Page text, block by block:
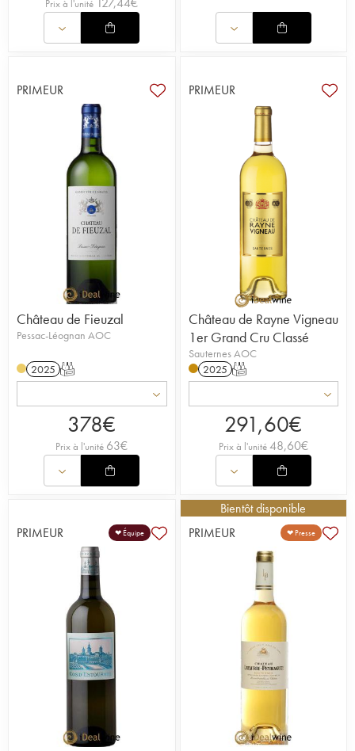
Prix à l'unité
PRIMEUR
Château de Fieuzal
Pessac-Léognan AOC
2025 T
378€
Prix à l'unité 63€
PRIMEUR
Château de Rayne Vigneau
1er Grand Cru Classé
Sauternes AOC
2025 T
291,60€
Prix à l'unité48,60€
PRIMEUR ❤ Équipe
Bientôt disponible
PRIMEUR
❤ Presse